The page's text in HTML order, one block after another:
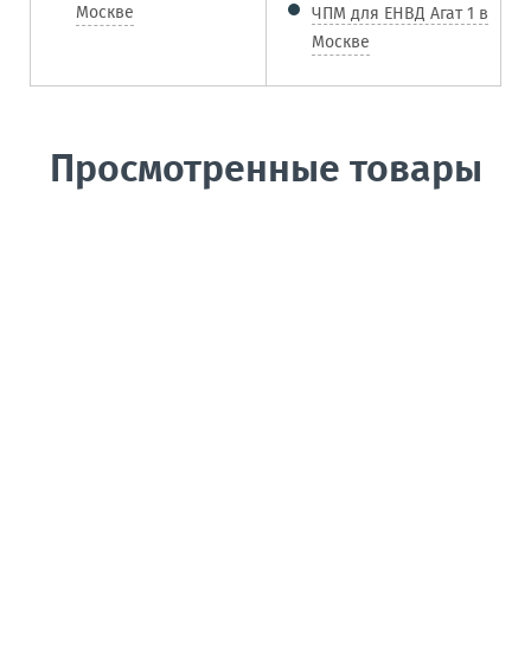
Москве ЧПМ для ЕНВД Агат 1 в
Москве
Просмотренные товары